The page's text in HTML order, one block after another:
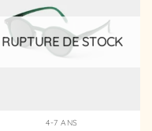
d’envies
RUPTURE DE STOCK
4-7 ANS